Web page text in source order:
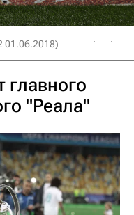
01.06.2018)
главного
"Реала"